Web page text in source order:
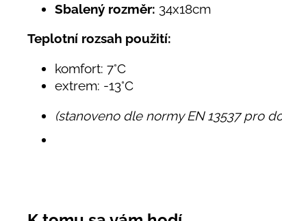
Sbalený rozměr: 34x18cm
Teplotní rozsah použití:
komfort: 7°C
extrem: -13°C
(stanoveno dle normy EN 13537 pro